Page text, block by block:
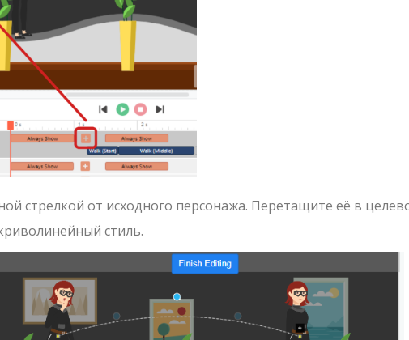
стрелкой от исходного персонажа. Перетащите её в
стиль.